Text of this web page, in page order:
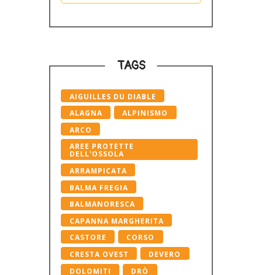
TAGS
AIGUILLES DU DIABLE
ALAGNA
ALPINISMO
ARCO
AREE PROTETTE
DELL'OSSOLA
ARRAMPICATA
BALMA FREGIA
BALMANORESCA
CAPANNA MARGHERITA
CASTORE
CORSO
CRESTA OVEST
DEVERO
DOLOMITI
DRÒ